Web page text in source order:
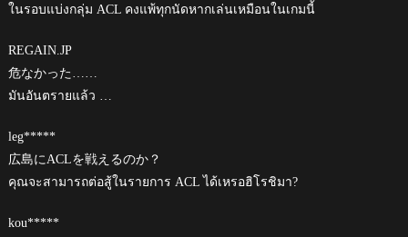
ในรอบแบ่งกลุ่ม ACL คงแพ้ทุกนัดหากเล่นเหมือนในเกมนี้
REGAIN.JP
危なかった……
มันอันตรายแล้ว …
leg*****
広島にACLを戦えるのか？
คุณจะสามารถต่อสู้ในรายการ ACL ได้เหรอฮิโรชิมา?
kou*****